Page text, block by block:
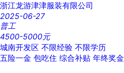
浙江龙游津津服装有限公司
2025-06-27
普工
4500-5000元
城南开发区 不限经验 不限学历
五险一金 包吃住 综合补贴 年终奖金